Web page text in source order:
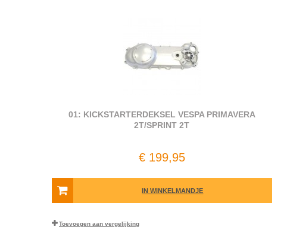
01: KICKSTARTERDEKSEL VESPA PRIMAVERA
2T/SPRINT 2T
€ 199,95
IN WINKELMANDJE
Toevoegen aan vergelijking